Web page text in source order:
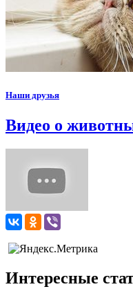
Наши друзья
Видео о
Интересные